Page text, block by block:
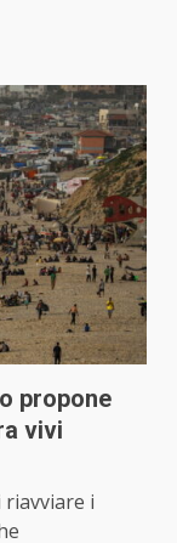
propone
vivi
riavviare i